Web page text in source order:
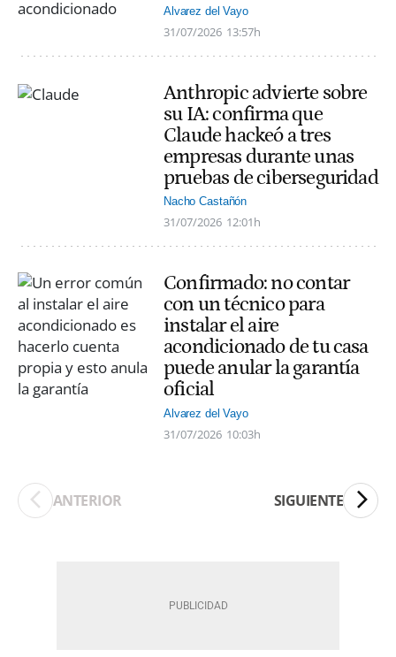
Alvarez del Vayo
31/07/2026 13:57h
Anthropic advierte sobre
su IA: confirma que
Claude hackeó a tres
empresas durante unas
pruebas de ciberseguridad
Nacho Castañón
31/07/2026 12:01h
Confirmado: no contar
con un técnico para
instalar el aire
acondicionado de tu casa
puede anular la garantía
oficial
Alvarez del Vayo
31/07/2026 10:03h
ANTERIOR SIGUIENTE